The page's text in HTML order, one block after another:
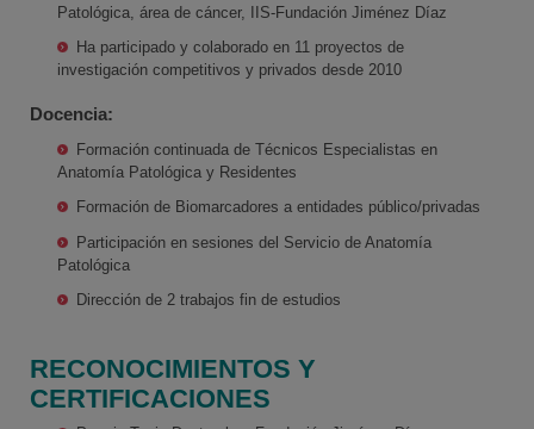
Patológica, área de cáncer, IIS-Fundación Jiménez Díaz
Ha participado y colaborado en 11 proyectos de
investigación competitivos y privados desde 2010
Docencia:
Formación continuada de Técnicos Especialistas en
Anatomía Patológica y Residentes
Formación de Biomarcadores a entidades público/privadas
Participación en sesiones del Servicio de Anatomía
Patológica
Dirección de 2 trabajos fin de estudios
RECONOCIMIENTOS Y
CERTIFICACIONES